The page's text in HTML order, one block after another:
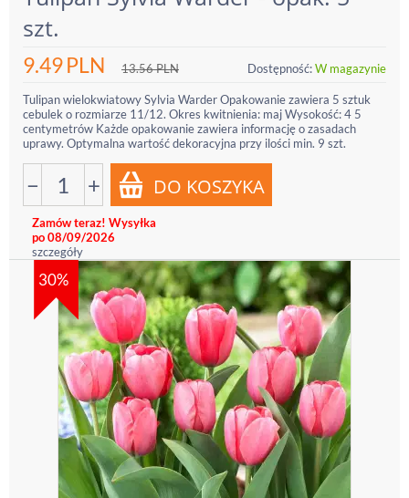
szt.
9.49PLN 13.56PLN Dostępność:W magazynie
Tulipan wielokwiatowy Sylvia Warder Opakowanie zawiera 5 sztuk
cebulek o rozmiarze 11/12. Okres kwitnienia: maj Wysokość: 4 5
centymetrów Każde opakowanie zawiera informację o zasadach
uprawy. Optymalna wartość dekoracyjna przy ilości min. 9 szt.
− +
Zamów teraz! Wysyłka
po 08/09/2026
szczegóły
30%